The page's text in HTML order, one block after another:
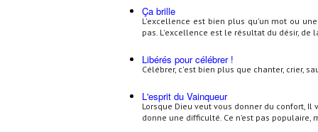
Ça brille
L'excellence est bien plus qu'un mot ou
pas. L'excellence est le résultat du désir,
Libérés pour célébrer !
Célébrer, c'est bien plus que chanter, crier,
L'esprit du Vainqueur
Lorsque Dieu veut vous donner du confort,
donne une difficulté. Ce n’est pas populaire,